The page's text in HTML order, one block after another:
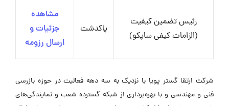
رئیس تضمین کیفیت
(مسلط به الزامات ساپکو)
تاکستان
مشاهده
جزئیات و
ارسال رزومه
رئیس تضمین کیفیت
(الزامات کیفی ساپکو)
پاکدشت
جزئیات و
ارسال رزومه